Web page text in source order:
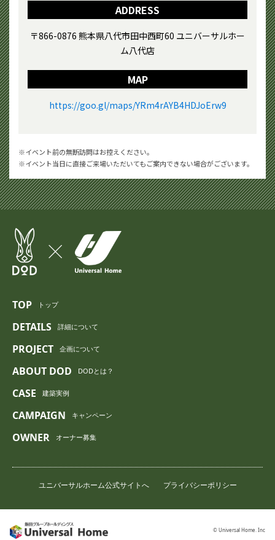
ADDRESS
〒866-0876 熊本県八代市田中西町60 ユニバーサルホー
ム八代店
MAP
https://goo.gl/maps/YRm4rAYB4HDJoErw9
イベント前の無断訪問はお控えください。
イベント当日に直接ご来場いただいてもご案内できない場合がございます。
TOP トップ
DETAILS 詳細について
PROJECT 企画について
ABOUT DOD DODとは？
CASE 建築実例
CAMPAIGN キャンペーン
OWNER オーナー募集
ユニバーサルホーム公式サイトへ プライバシーポリシー
© Universal Home. Inc